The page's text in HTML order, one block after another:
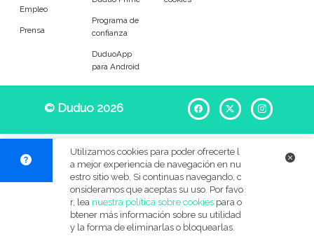
Yoga
Tenis
Pilates
Idiomas del dudú
Cerrar Filtrar
Empleo
Prensa
Programa de
confianza
DuduoApp
para Android
© Duduo 2026 Facebook
X
Utilizamos cookies para poder ofrecerte l
a mejor experiencia de navegación en nu
estro sitio web. Si continuas navegando, c
onsideramos que aceptas su uso. Por favo
r, lea nuestra política sobre cookiespara o
btener más información sobre su utilidad
y la forma de eliminarlas o bloquearlas.